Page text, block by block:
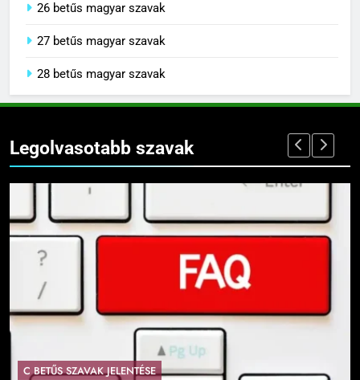
26 betűs magyar szavak
27 betűs magyar szavak
28 betűs magyar szavak
Legolvasotabb szavak
C BETŰS SZAVAK JELENTÉSE